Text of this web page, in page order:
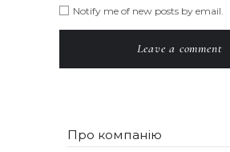
Notify me of new posts by email.
Про компанію